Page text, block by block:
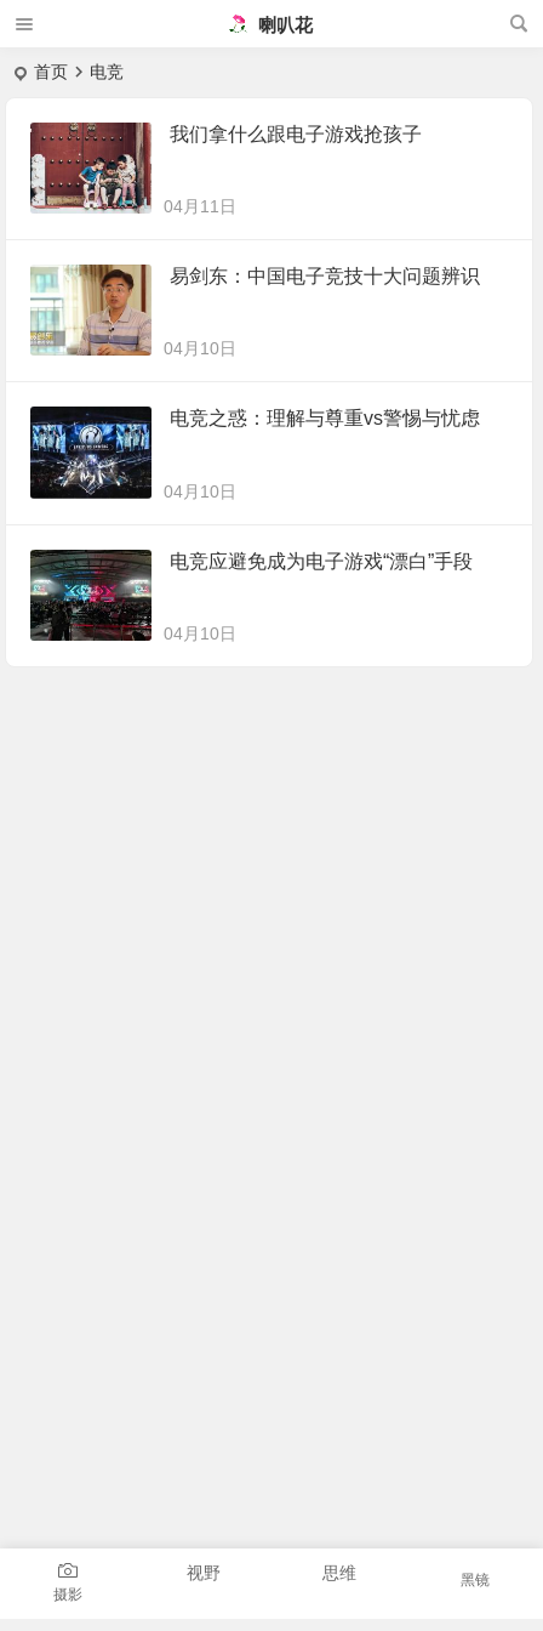
喇叭花
首页 电竞
我们拿什么跟电子游戏抢孩子
04月11日
易剑东：中国电子竞技十大问题辨识
04月10日
电竞之惑：理解与尊重vs警惕与忧虑
04月10日
电竞应避免成为电子游戏“漂白”手段
04月10日
摄影
视野 思维 黑镜